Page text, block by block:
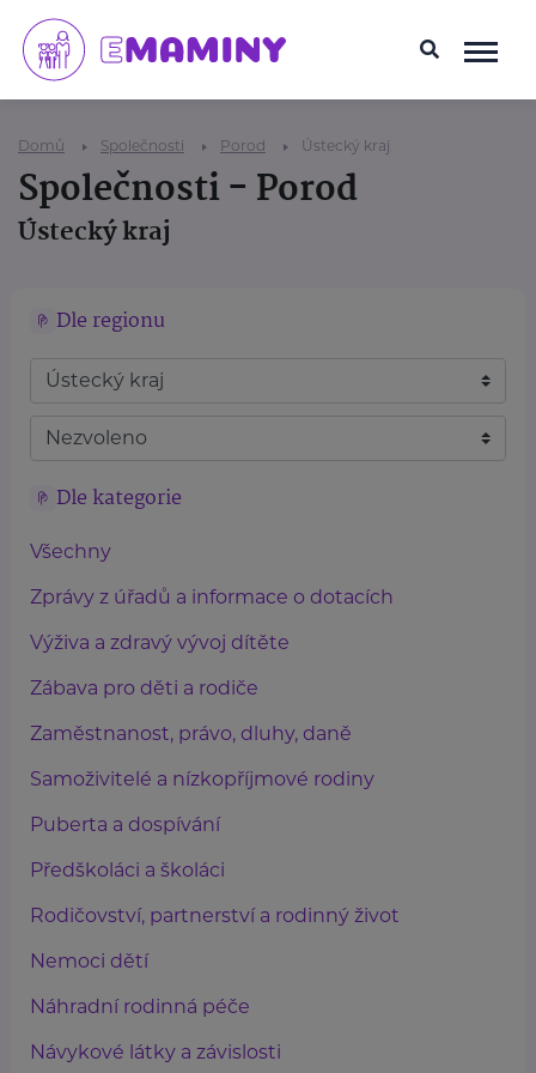
Domů Společnosti Porod Ústecký kraj
Společnosti - Porod
Ústecký kraj
Dle regionu
Dle kategorie
Všechny
Zprávy z úřadů a informace o dotacích
Výživa a zdravý vývoj dítěte
Zábava pro děti a rodiče
Zaměstnanost, právo, dluhy, daně
Samoživitelé a nízkopříjmové rodiny
Puberta a dospívání
Předškoláci a školáci
Rodičovství, partnerství a rodinný život
Nemoci dětí
Náhradní rodinná péče
Návykové látky a závislosti